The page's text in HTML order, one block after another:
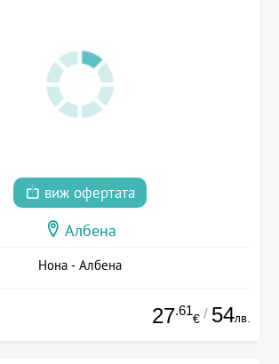
виж офертата
Албена
Нона - Албена
27.61
€ / 54лв.